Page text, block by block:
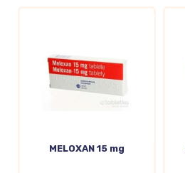
MELOXAN 15 mg